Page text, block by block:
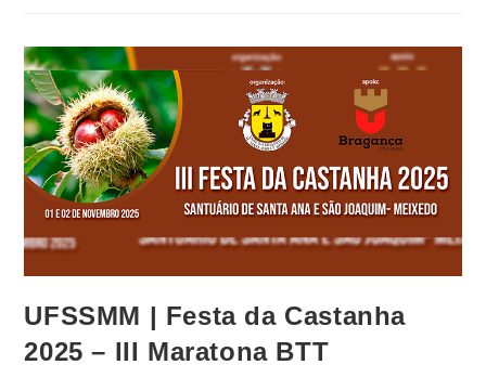
UFSSMM | Festa da Castanha
2025 – III Maratona BTT